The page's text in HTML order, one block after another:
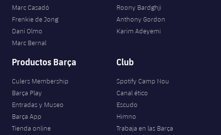
Marc Casadó
Frenkie de Jong
Dani Olmo
Marc Bernal
Roony Bardghji
Anthony Gordon
Karim Adeyemi
Productos Barça
Culers Membership
Barça Play
Entradas y Museo
Barça App
Tienda online
Club
Spotify Camp Nou
Canal ético
Escudo
Himno
Trabaja en las Barça